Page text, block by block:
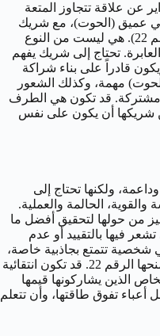
الجنسية، تبحث امرأة 22 فبراير عن علاقة تتجاوز المتعة
عميق (الحوت)، مع شريك
يقدر طموحها وقدرتها على الإنجاز (الرقم 22). هي ليست من النوع
تحتاج إلى شريك يفهم
قادراً على بناء شراكة
مهمة، وكذلك الشعور
مشتركة. قد تكون هي الطرف
شريكها أن يكون على نفس
للغاية وداعمة، ولكنها تحتاج إلى
الحالمة والعملية.
من حولها لتحقيق أفضل ما
فيها بالتقييد أو عدم
شخصية تتمتع بجاذبية خاصة،
تجمع بين اللطف الحوتي والهيبة التي يمنحها الرقم 22. قد تكون انتقائية
الذين يشاركونها قيمها
أعباء تفوق طاقتها، وأن تتعلم